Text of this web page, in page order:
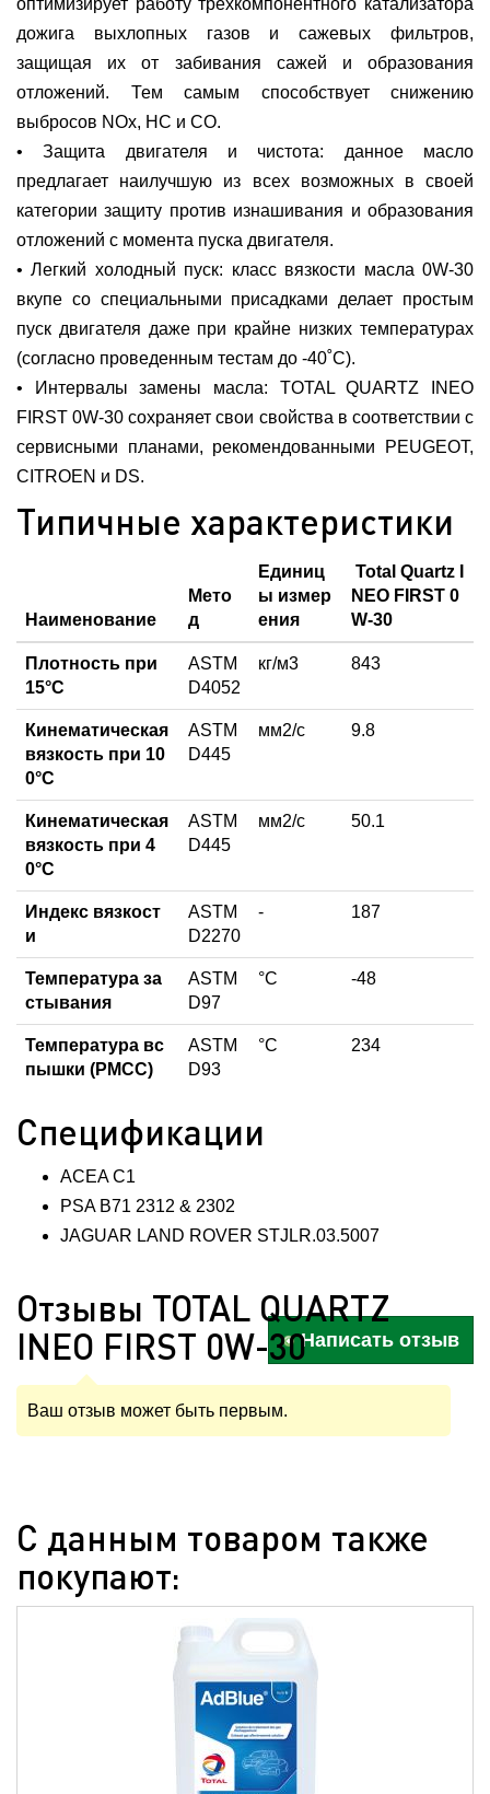
оптимизирует работу трехкомпонентного катализатора
дожига выхлопных газов и сажевых фильтров,
защищая их от забивания сажей и образования
отложений. Тем самым способствует снижению
выбросов NOx, HC и CO.
• Защита двигателя и чистота: данное масло
предлагает наилучшую из всех возможных в своей
категории защиту против изнашивания и образования
отложений с момента пуска двигателя.
• Легкий холодный пуск: класс вязкости масла 0W-30
вкупе со специальными присадками делает простым
пуск двигателя даже при крайне низких температурах
(согласно проведенным тестам до -40˚С).
• Интервалы замены масла: TOTAL QUARTZ INEO
FIRST 0W-30 сохраняет свои свойства в соответствии с
сервисными планами, рекомендованными PEUGEOT,
CITROEN и DS.
Типичные характеристики
Наименование
Мето
д
Единиц
ы измер
ения
Total Quartz I
NEO FIRST 0
W-30
Плотность при
15°C
ASTM
D4052
кг/м3 843
Кинематическая
вязкость при 10
0°С
ASTM
D445
мм2/с 9.8
Кинематическая
вязкость при 4
0°С
ASTM
D445
мм2/с 50.1
Индекс вязкост
и
ASTM
D2270
- 187
Температура за
стывания
ASTM
D97
°С -48
Температура вс
пышки (PMCC)
ASTM
D93
°С 234
Спецификации
ACEA C1
PSA B71 2312 & 2302
JAGUAR LAND ROVER STJLR.03.5007
Отзывы TOTAL QUARTZ
INEO FIRST 0W-30Написать отзыв
Ваш отзыв может быть первым.
С данным товаром также
покупают: